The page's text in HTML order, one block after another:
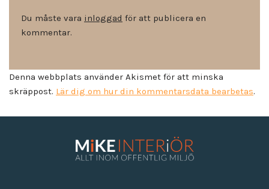
Du måste vara inloggad för att publicera en
kommentar.
Denna webbplats använder Akismet för att minska
skräppost. Lär dig om hur din kommentarsdata bearbetas.